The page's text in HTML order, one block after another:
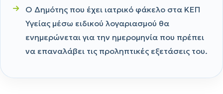
Ο Δημότης που έχει ιατρικό φάκελο στα ΚΕΠ
Υγείας μέσω ειδικού λογαριασμού θα
ενημερώνεται για την ημερομηνία που πρέπει
να επαναλάβει τις προληπτικές εξετάσεις του.